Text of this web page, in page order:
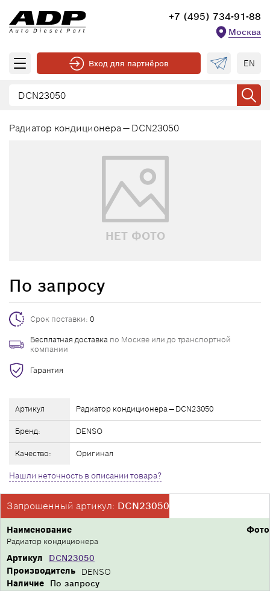
+7 (495) 734-91-88
Москва
Вход для партнёров EN
Радиатор кондиционера — DCN23050
НЕТ ФОТО
Артикул Радиатор кондиционера — DCN23050
Бренд: DENSO
Качество: Оригинал
Нашли неточность в описании товара?
По запросу
Срок поставки: 0
Бесплатная доставка по Москве или до транспортной
компании
Гарантия
Запрошенный артикул: DCN23050
Фото
Производитель DENSO
Артикул DCN23050
Наименование
Радиатор кондиционера
Наличие По запросу